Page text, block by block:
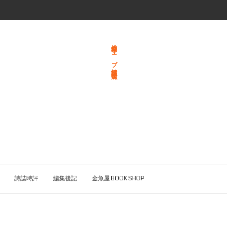
総合文学ウェブ情報誌 文学金魚
詩誌時評 編集後記 金魚屋 BOOK SHOP